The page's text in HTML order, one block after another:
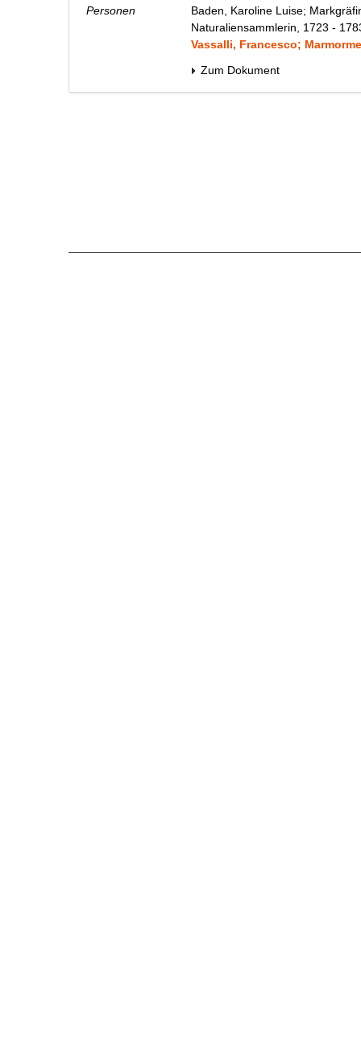
Personen
Baden, Karoline Luise;
Naturaliensammlerin, 1723 -
Vassalli, Francesco;
Zum Dokument